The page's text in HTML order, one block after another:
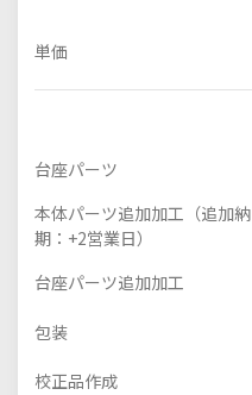
単価
台座パーツ
本体パーツ追加加工（追加納
期：+2営業日）
台座パーツ追加加工
包装
校正品作成